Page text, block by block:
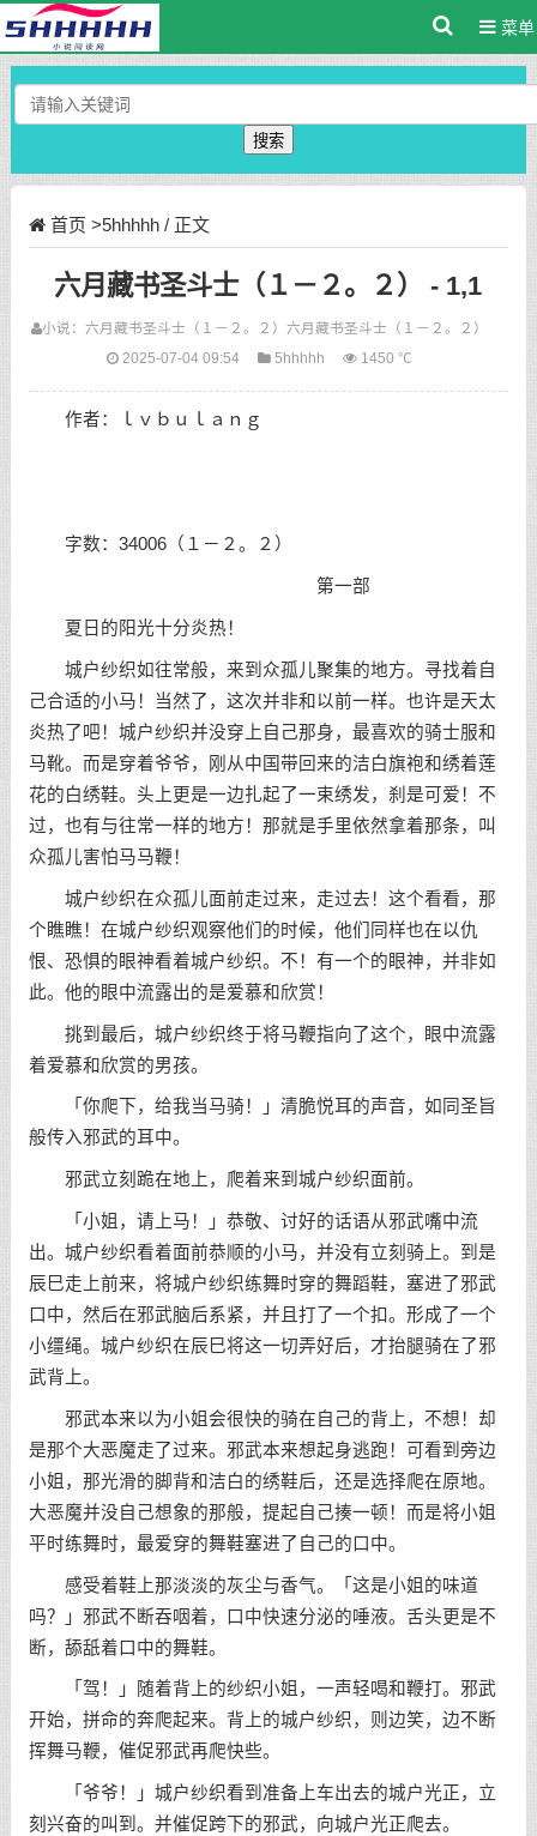
菜单
搜索
首页 >5hhhhh/ 正文
六月藏书圣斗士（１－２。２） - 1,1
小说： 六月藏书圣斗士（１－２。２） 六月藏书圣斗士（１－２。２）
2025-07-04 09:54
5hhhhh 1450 ℃
作者：ｌｖｂｕｌａｎｇ
字数：34006（１－２。２）
第一部
夏日的阳光十分炎热！
城户纱织如往常般，来到众孤儿聚集的地方。寻找着自
己合适的小马！当然了，这次并非和以前一样。也许是天太
炎热了吧！城户纱织并没穿上自己那身，最喜欢的骑士服和
马靴。而是穿着爷爷，刚从中国带回来的洁白旗袍和绣着莲
花的白绣鞋。头上更是一边扎起了一束绣发，刹是可爱！不
过，也有与往常一样的地方！那就是手里依然拿着那条，叫
众孤儿害怕马马鞭！
城户纱织在众孤儿面前走过来，走过去！这个看看，那
个瞧瞧！在城户纱织观察他们的时候，他们同样也在以仇
恨、恐惧的眼神看着城户纱织。不！有一个的眼神，并非如
此。他的眼中流露出的是爱慕和欣赏！
挑到最后，城户纱织终于将马鞭指向了这个，眼中流露
着爱慕和欣赏的男孩。
「你爬下，给我当马骑！」清脆悦耳的声音，如同圣旨
般传入邪武的耳中。
邪武立刻跪在地上，爬着来到城户纱织面前。
「小姐，请上马！」恭敬、讨好的话语从邪武嘴中流
出。城户纱织看着面前恭顺的小马，并没有立刻骑上。到是
辰巳走上前来，将城户纱织练舞时穿的舞蹈鞋，塞进了邪武
口中，然后在邪武脑后系紧，并且打了一个扣。形成了一个
小缰绳。城户纱织在辰巳将这一切弄好后，才抬腿骑在了邪
武背上。
邪武本来以为小姐会很快的骑在自己的背上，不想！却
是那个大恶魔走了过来。邪武本来想起身逃跑！可看到旁边
小姐，那光滑的脚背和洁白的绣鞋后，还是选择爬在原地。
大恶魔并没自己想象的那般，提起自己揍一顿！而是将小姐
平时练舞时，最爱穿的舞鞋塞进了自己的口中。
感受着鞋上那淡淡的灰尘与香气。「这是小姐的味道
吗？」邪武不断吞咽着，口中快速分泌的唾液。舌头更是不
断，舔舐着口中的舞鞋。
「驾！」随着背上的纱织小姐，一声轻喝和鞭打。邪武
开始，拼命的奔爬起来。背上的城户纱织，则边笑，边不断
挥舞马鞭，催促邪武再爬快些。
「爷爷！」城户纱织看到准备上车出去的城户光正，立
刻兴奋的叫到。并催促跨下的邪武，向城户光正爬去。